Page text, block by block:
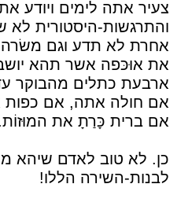
צעיר אתה לימים ויודע
והתרגשות-היסטורית לא
אחרת לא תדע וגם משׂרה
את אוּכּפה אשר תהא
ארבעת כתלים מהבוקר
אם חולה אתה, אם כפות
אם ברית כָּרַתָ את
כן. לא טוב לאדם שיהא
לבנות-השירה הללו!